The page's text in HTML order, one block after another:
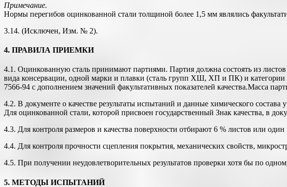
Примечание.
Нормы перегибов оцинкованной стали толщиной более 1,5 мм являлись
3.14. (Исключен, Изм. № 2).
4. ПРАВИЛА ПРИЕМКИ
4.1. Оцинкованную сталь принимают партиями. Партия должна состоять из
вида консервации, одной марки и плавки (сталь групп ХШ, ХП и ПК) и
7566-94 с дополнением значений факультативных показателей качества.Масса
4.2. В документе о качестве результаты испытаний и данные химического состава
Для оцинкованной стали, которой присвоен государственный Знак качества, в
4.3. Для контроля размеров и качества поверхности отбирают 6 % листов или один
4.4. Для контроля прочности сцепления покрытия, механических свойств,
4.5. При получении неудовлетворительных результатов проверки хотя бы по
5. МЕТОДЫ ИСПЫТАНИЙ